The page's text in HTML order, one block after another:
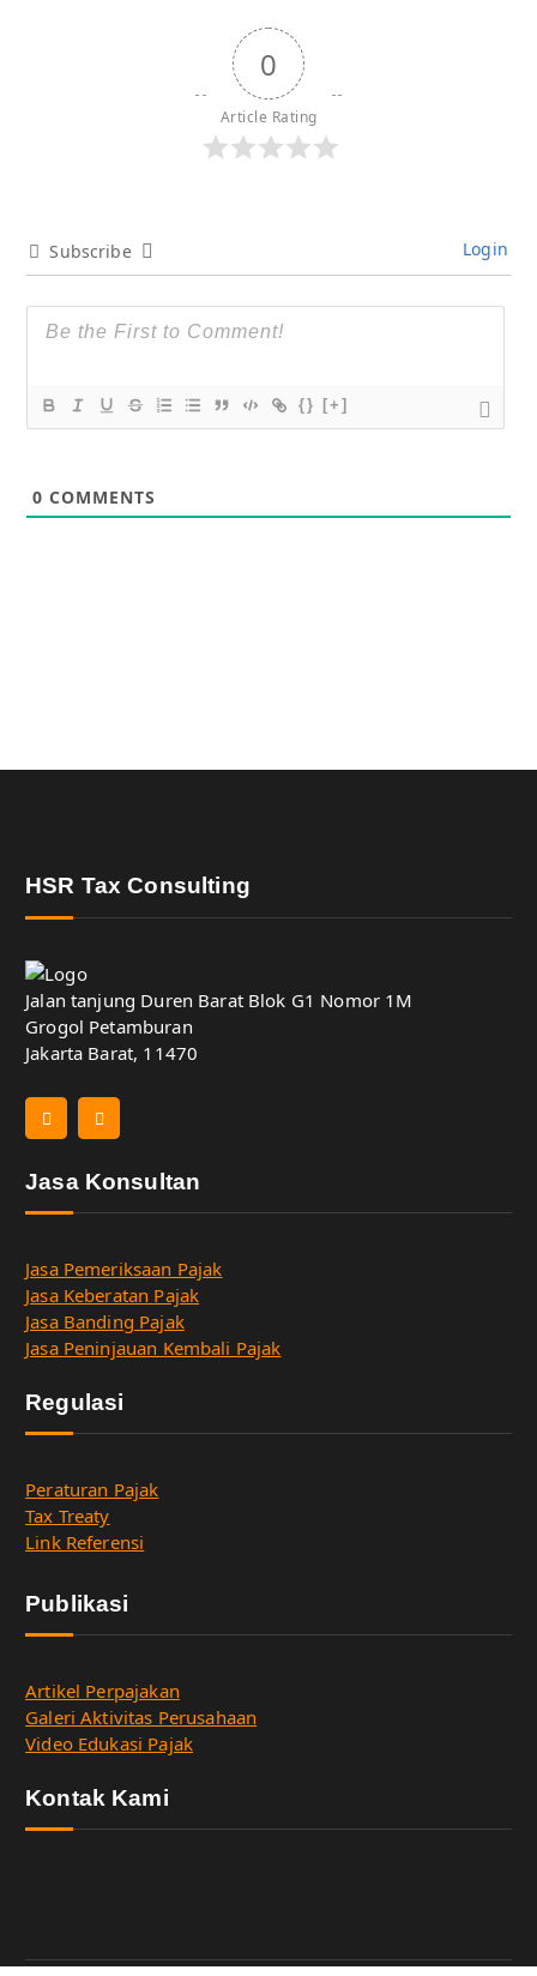
0
Article Rating
Subscribe Login
{} [+]
0 COMMENTS
HSR Tax Consulting
Jalan tanjung Duren Barat Blok G1 Nomor 1M
Grogol Petamburan
Jakarta Barat, 11470
Jasa Konsultan
Jasa Pemeriksaan Pajak
Jasa Keberatan Pajak
Jasa Banding Pajak
Jasa Peninjauan Kembali Pajak
Regulasi
Peraturan Pajak
Tax Treaty
Link Referensi
Publikasi
Artikel Perpajakan
Galeri Aktivitas Perusahaan
Video Edukasi Pajak
Kontak Kami